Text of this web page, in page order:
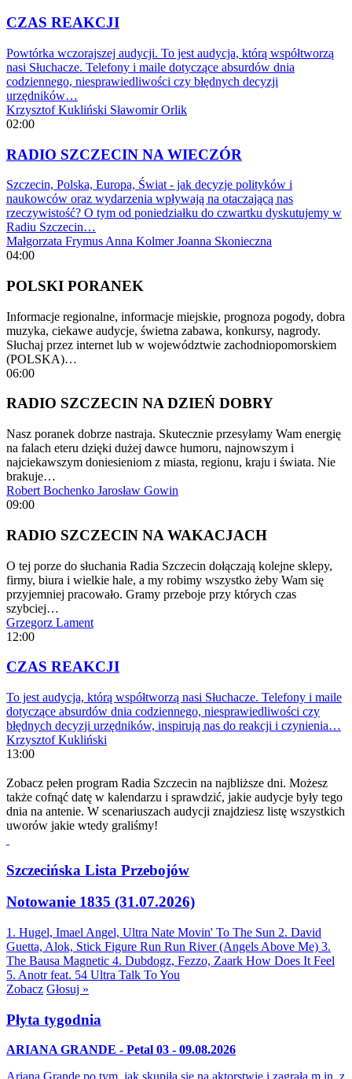
CZAS REAKCJI
Powtórka wczorajszej audycji. To jest audycja, którą współtworzą
nasi Słuchacze. Telefony i maile dotyczące absurdów dnia
codziennego, niesprawiedliwości czy błędnych decyzji
urzędników…
Krzysztof Kukliński Sławomir Orlik
02:00
RADIO SZCZECIN NA WIECZÓR
Szczecin, Polska, Europa, Świat - jak decyzje polityków i
naukowców oraz wydarzenia wpływają na otaczającą nas
rzeczywistość? O tym od poniedziałku do czwartku dyskutujemy w
Radiu Szczecin…
Małgorzata Frymus Anna Kolmer Joanna Skonieczna
04:00
POLSKI PORANEK
Informacje regionalne, informacje miejskie, prognoza pogody, dobra
muzyka, ciekawe audycje, świetna zabawa, konkursy, nagrody.
Słuchaj przez internet lub w województwie zachodniopomorskiem
(POLSKA)…
06:00
RADIO SZCZECIN NA DZIEŃ DOBRY
Nasz poranek dobrze nastraja. Skutecznie przesyłamy Wam energię
na falach eteru dzięki dużej dawce humoru, najnowszym i
najciekawszym doniesieniom z miasta, regionu, kraju i świata. Nie
brakuje…
Robert Bochenko Jarosław Gowin
09:00
RADIO SZCZECIN NA WAKACJACH
O tej porze do słuchania Radia Szczecin dołączają kolejne sklepy,
firmy, biura i wielkie hale, a my robimy wszystko żeby Wam się
przyjemniej pracowało. Gramy przeboje przy których czas
szybciej…
Grzegorz Lament
12:00
CZAS REAKCJI
To jest audycja, którą współtworzą nasi Słuchacze. Telefony i maile
dotyczące absurdów dnia codziennego, niesprawiedliwości czy
błędnych decyzji urzędników, inspirują nas do reakcji i czynienia…
Krzysztof Kukliński
13:00
Zobacz pełen program Radia Szczecin na najbliższe dni. Możesz
także cofnąć datę w kalendarzu i sprawdzić, jakie audycje były tego
dnia na antenie. W scenariuszach audycji znajdziesz listę wszystkich
uworów jakie wtedy graliśmy!
Szczecińska Lista Przebojów
Notowanie 1835 (31.07.2026)
1. Hugel, Imael Angel, Ultra Nate Movin' To The Sun 2. David
Guetta, Alok, Stick Figure Run Run River (Angels Above Me) 3.
The Bausa Magnetic 4. Dubdogz, Fezzo, Zaark How Does It Feel
5. Anotr feat. 54 Ultra Talk To You
Zobacz Głosuj »
Płyta tygodnia
ARIANA GRANDE - Petal 03 - 09.08.2026